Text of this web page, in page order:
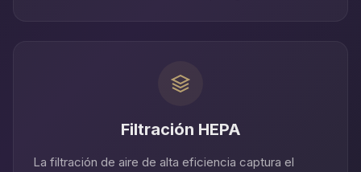
Filtración HEPA
La filtración de aire de alta eficiencia captura el